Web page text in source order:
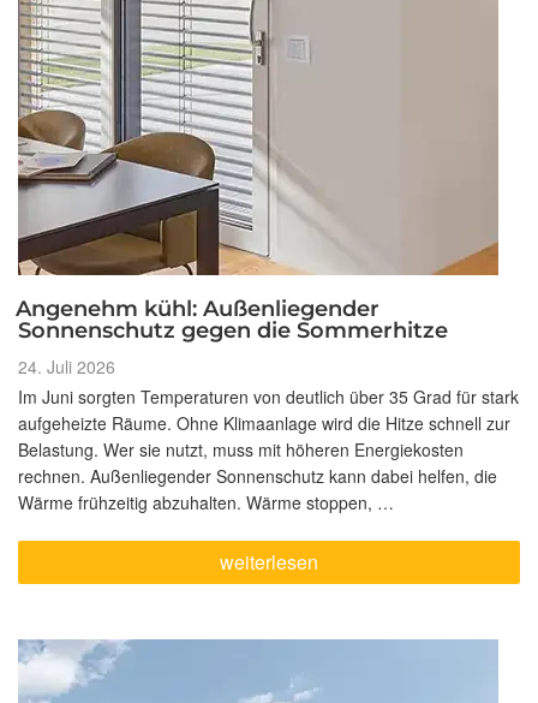
Angenehm kühl: Außenliegender
Sonnenschutz gegen die Sommerhitze
Veröffentlicht
am
24. Juli 2026
Im Juni sorgten Temperaturen von deutlich über 35 Grad für stark
aufgeheizte Räume. Ohne Klimaanlage wird die Hitze schnell zur
Belastung. Wer sie nutzt, muss mit höheren Energiekosten
rechnen. Außenliegender Sonnenschutz kann dabei helfen, die
Wärme frühzeitig abzuhalten. Wärme stoppen, …
„Angenehm
kühl:
gegen
Sommerhitze“
weiterlesen